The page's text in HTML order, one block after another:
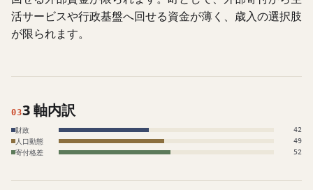
活サービスや行政基盤へ回せる資金が薄く、歳入の選択肢
が限られます。
033 軸内訳
財政 42
人口動態 49
寄付格差 52